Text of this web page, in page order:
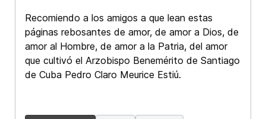
Recomiendo a los amigos a que lean estas
páginas rebosantes de amor, de amor a Dios, de
amor al Hombre, de amor a la Patria, del amor
que cultivó el Arzobispo Benemérito de Santiago
de Cuba Pedro Claro Meurice Estiú.